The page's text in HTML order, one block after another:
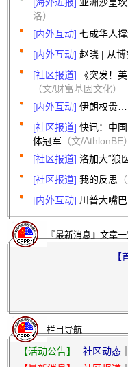
洛）
[内外互动] 七成华人
[内外互动] 赵晓 | 从
[社区报道]
《突发！
（文/财富基因文化）
[内外互动] 伊朗权贵…
[社区报道] 快讯：中
体冠军 （文/AthlonBE）
[社区报道] 洛加大“狼
[社区报道] 我的反思
[内外互动] 川普大嘴巴
『最新消息』文章
【
栏目导航
【活动公告】 社区动态